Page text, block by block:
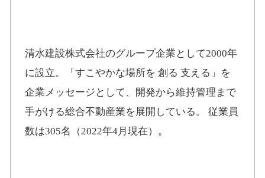
清水建設株式会社のグループ企業として2000年
に設立。「すこやかな場所を 創る 支える」を
企業メッセージとして、開発から維持管理まで
手がける総合不動産業を展開している。 従業員
数は305名（2022年4月現在）。